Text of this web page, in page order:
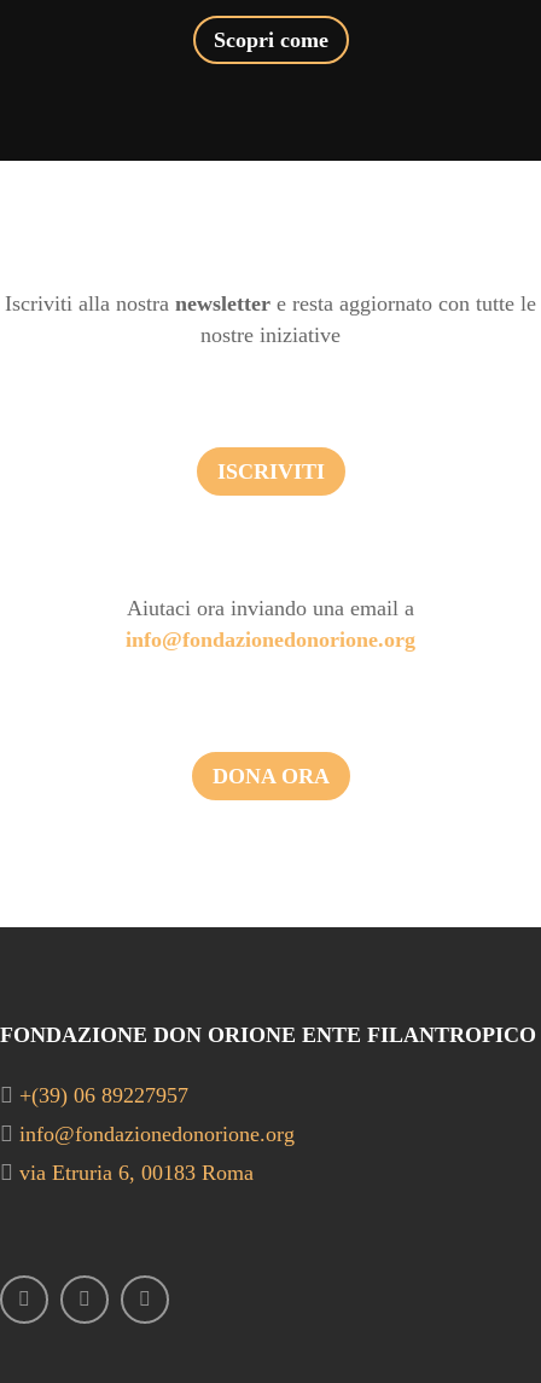
Scopri come
Iscriviti alla nostra newsletter e resta aggiornato con tutte le
nostre iniziative
ISCRIVITI
Aiutaci ora inviando una email a
info@fondazionedonorione.org
DONA ORA
FONDAZIONE DON ORIONE ENTE FILANTROPICO
+(39) 06 89227957
info@fondazionedonorione.org
via Etruria 6, 00183 Roma